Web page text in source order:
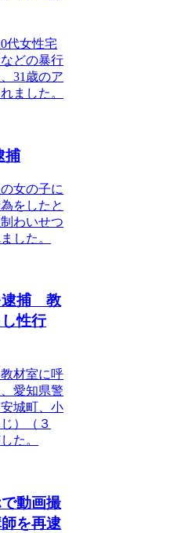
代女性宅
どの暴行
31歳のア
ました。
捕
女の子に
をしたと
わいせつ
した。
逮捕 教
性行
材室に呼
愛知県警
城町、小
）（３
た。
動画撮
を再逮